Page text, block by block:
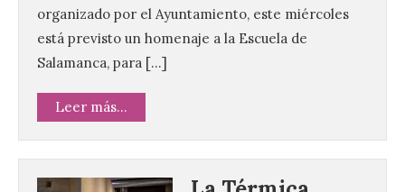
organizado por el Ayuntamiento, este miércoles
está previsto un homenaje a la Escuela de
Salamanca, para […]
Leer más...